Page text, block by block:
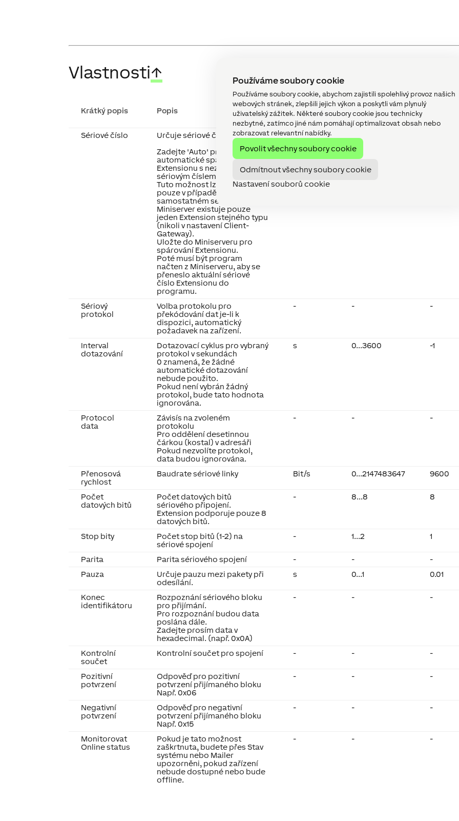
Používáme soubory cookie
Používáme soubory cookie, abychom zajistili spolehlivý provoz našich
webových stránek, zlepšili jejich výkon a poskytli vám plynulý
uživatelský zážitek. Některé soubory cookie jsou technicky
nezbytné, zatímco jiné nám pomáhají optimalizovat obsah nebo
zobrazovat relevantní nabídky.
Povolit všechny soubory cookie
Odmítnout všechny soubory cookie
Nastavení souborů cookie
Vlastnosti↑
Krátký popis Popis Jednotky
Rozsah
hodnot
Sériové číslo
Určuje sériové číslo zařízení.
Zadejte 'Auto' pro
automatické spárování
Extensionu s neznámým
sériovým číslem.
Tuto možnost lze použít
pouze v případě, že na
samostatném serveru
Miniserver existuje pouze
jeden Extension stejného typu
(nikoli v nastavení Client-
Gateway).
Uložte do Miniserveru pro
spárování Extensionu.
Poté musí být program
načten z Miniserveru, aby se
přeneslo aktuální sériové
číslo Extensionu do
programu.
-
Sériový
protokol
Volba protokolu pro
překódování dat je-li k
dispozici, automatický
požadavek na zařízení.
- - -
Interval
dotazování
Dotazovací cyklus pro vybraný
protokol v sekundách
0 znamená, že žádné
automatické dotazování
nebude použito.
Pokud není vybrán žádný
protokol, bude tato hodnota
ignorována.
s 0...3600 -1
Protocol
data
Závisís na zvoleném
protokolu
Pro oddělení desetinnou
čárkou (kostal) v adresáři
Pokud nezvolíte protokol,
data budou ignorována.
- - -
Přenosová
rychlost
Baudrate sériové linky Bit/s 0...2147483647 9600
Počet
datových bitů
Počet datových bitů
sériového připojení.
Extension podporuje pouze 8
datových bitů.
- 8...8 8
Stop bity
Počet stop bitů (1-2) na
sériové spojení
- 1...2 1
Parita Parita sériového spojení - -
-
Pauza
Určuje pauzu mezi pakety při
odesílání.
s 0...1 0.01
Konec
identifikátoru
Rozpoznání sériového bloku
pro přijímání.
Pro rozpoznání budou data
poslána dále.
Zadejte prosím data v
hexadecimal. (např. 0x0A)
- - -
Kontrolní
součet
Kontrolní součet pro spojení - - -
Pozitivní
potvrzení
Odpověď pro pozitivní
potvrzení přijímaného bloku
Např. 0x06
- - -
Negativní
potvrzení
Odpověď pro negativní
potvrzení přijímaného bloku
Např. 0x15
- - -
Monitorovat
Online status
Pokud je tato možnost
zaškrtnuta, budete přes Stav
systému nebo Mailer
upozorněni, pokud zařízení
nebude dostupné nebo bude
offline.
- - -